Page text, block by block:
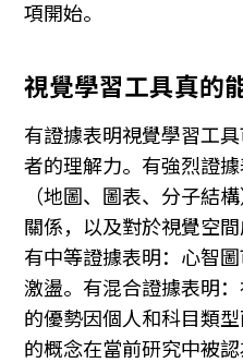
項開始。
視覺學習工具真的
有證據表明視覺學習工
者的理解力。有強烈證
（地圖、圖表、分子結
關係，以及對於視覺空
有中等證據表明：心智
激盪。有混合證據表明
的優勢因個人和科目類
的概念在當前研究中被